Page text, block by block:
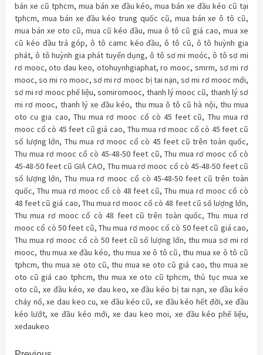
bán xe cũ tphcm, mua bán xe đầu kéo,mua bán xe đầu kéo cũ tại
tphcm, mua bán xe đầu kéo trung quốc cũ, mua bán xe ô tô cũ,
mua bán xe oto cũ, mua cũ kéo đầu, mua ô tô cũ giá cao, mua xe
cũ kéo đầu trả góp,ô tô camc kéo đầu,ô tô cũ, ô tô huỳnh gia
phát, ô tô huỳnh gia phát tuyển dụng, ô tô sơ mi moóc, ô tô sơ mi
rơ mooc,oto dau keo, otohuynhgiaphat,ro mooc, smrm, sơ mi rơ
mooc,so mi ro mooc, sơ mi rơ mooc bị tai nạn,sơ mi rơ mooc mới,
sơ mi rơ mooc phế liệu,somiromooc, thanh lý mooc cũ, thanh lý sơ
mi rơ mooc, thanh lý xe đầu kéo, thu mua ô tô cũ hà nội, thu mua
oto cu gia cao, Thu mua rơ mooc cổ cò 45 feet cũ, Thu mua rơ
mooc cổ cò 45 feet cũ giá cao, Thu mua rơ mooc cổ cò 45 feet cũ
số lượng lớn, Thu mua rơ mooc cổ cò 45 feet cũ trên toàn quốc,
Thu mua rơ mooc cổ cò 45-48-50 feet cũ, Thu mua rơ mooc cổ cò
45-48-50 feet cũ GIÁ CAO, Thu mua rơ mooc cổ cò 45-48-50 feet cũ
số lượng lớn,Thu mua rơ mooc cổ cò 45-48-50 feet cũ trên toàn
quốc, Thu mua rơ mooc cổ cò 48 feet cũ,Thu mua rơ mooc cổ cò
48 feet cũ giá cao, Thu mua rơ mooc cổ cò 48 feet cũ số lượng lớn,
Thu mua rơ mooc cổ cò 48 feet cũ trên toàn quốc,Thu mua rơ
mooc cổ cò 50 feet cũ, Thu mua rơ mooc cổ cò 50 feet cũ giá cao,
Thu mua rơ mooc cổ cò 50 feet cũ số lượng lớn,thu mua sơ mi rơ
mooc, thu mua xe đầu kéo, thu mua xe ô tô cũ,thu mua xe ô tô cũ
tphcm,thu mua xe oto cũ, thu mua xe oto cũ giá cao, thu mua xe
oto cũ giá cao tphcm,thu mua xe oto cũ tphcm,thủ tục mua xe
oto cũ, xe đầu kéo, xe dau keo, xe đầu kéo bị tai nạn,xe đầu kéo
cháy nổ,xe dau keo cu,xe đầu kéo cũ, xe đầu kéo hết đời,xe đầu
kéo lướt,xe đầu kéo mới, xe dau keo moi, xe đầu kéo phế liệu,
xedaukeo